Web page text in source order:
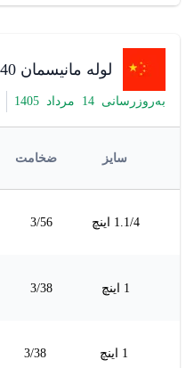
لوله مانیسمان 40
به‌روزرسانی 14 مرداد 1405
سایز ضخامت
1.1/4 اینچ 3/56
1 اینچ 3/38
1 اینچ 3/38